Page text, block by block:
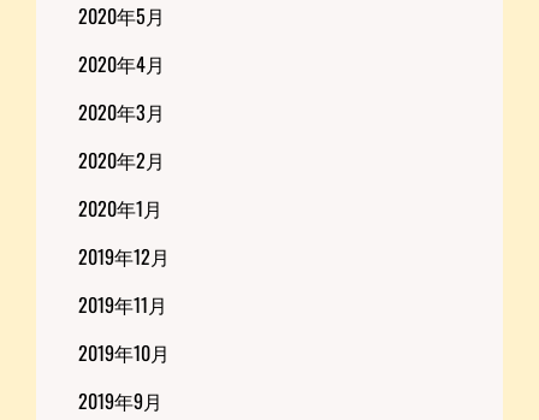
2020年5月
2020年4月
2020年3月
2020年2月
2020年1月
2019年12月
2019年11月
2019年10月
2019年9月